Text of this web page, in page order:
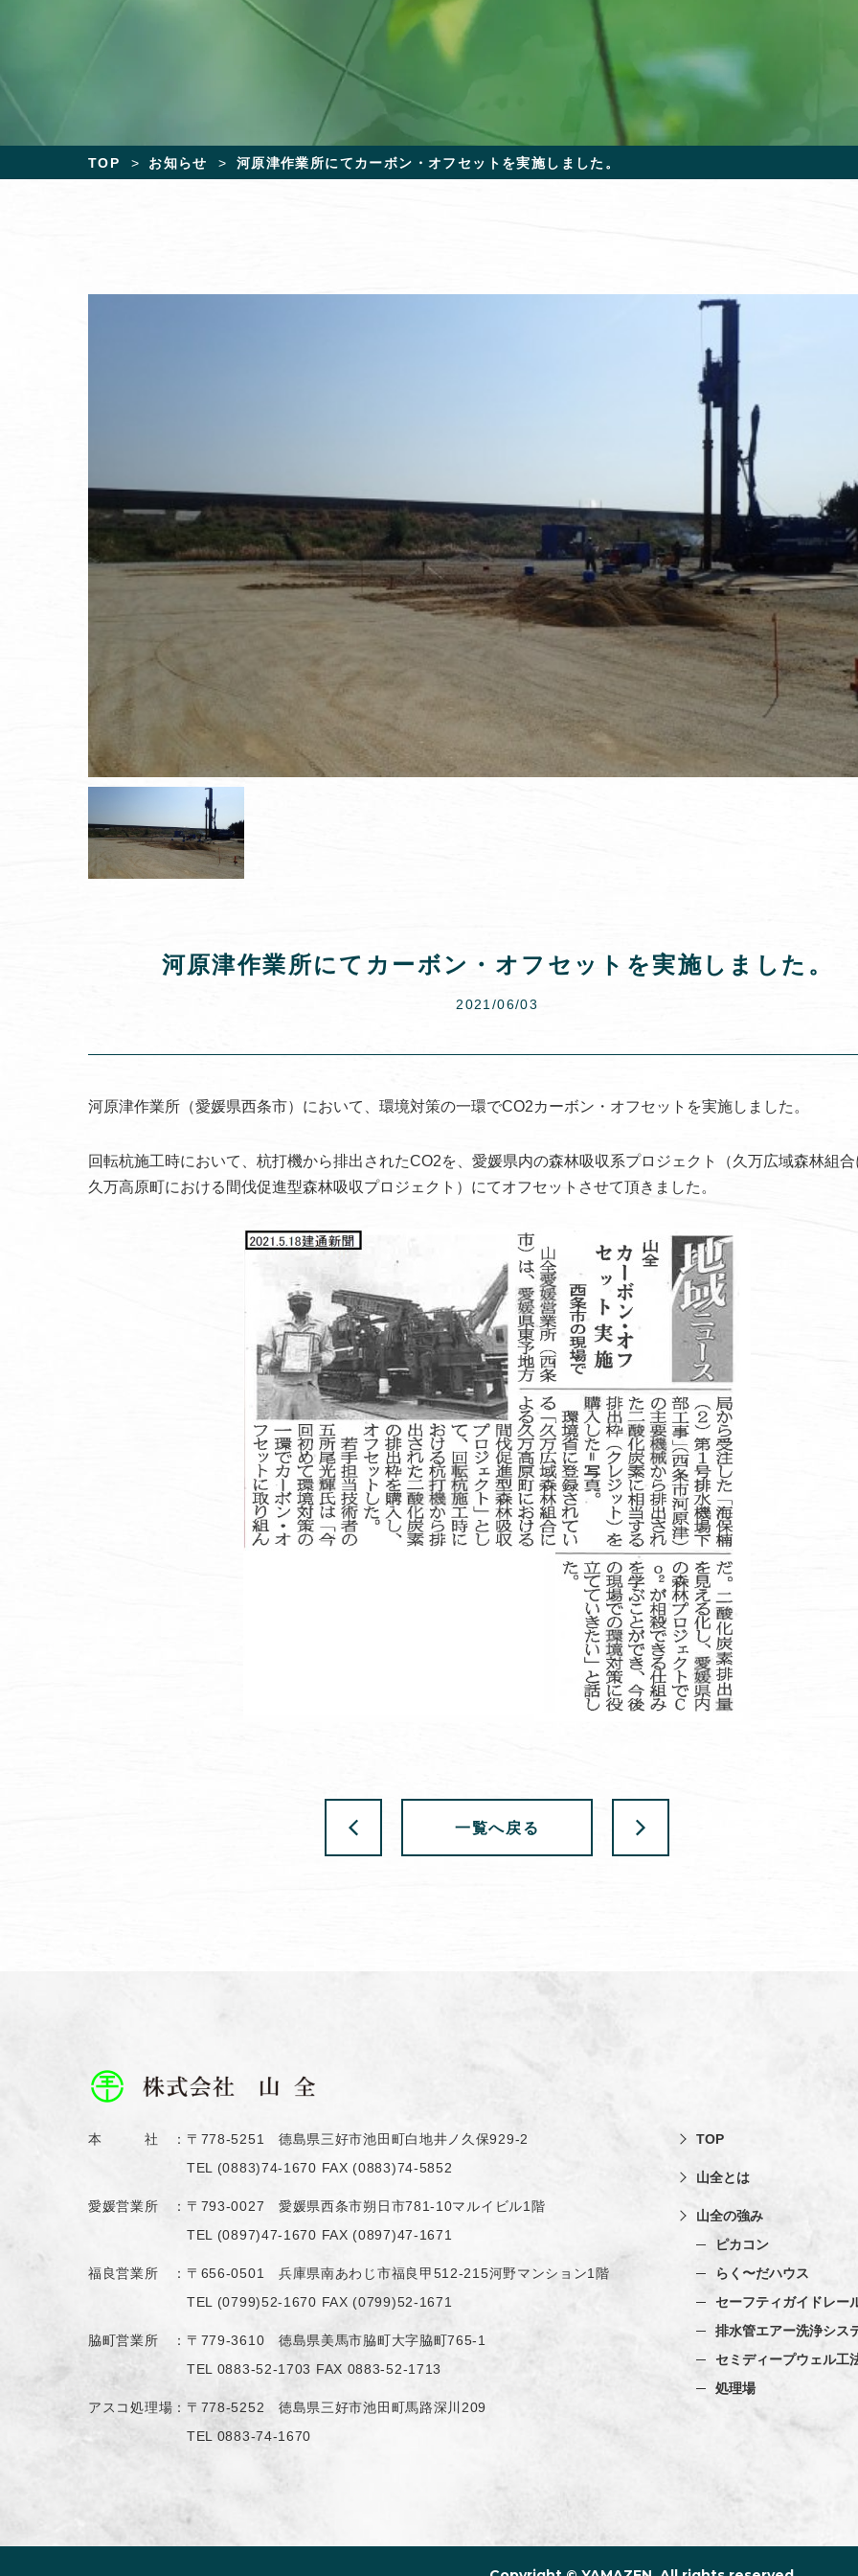
TOP お知らせ 河原津作業所にてカーボン・オフセットを実施しました。
河原津作業所にてカーボン・オフセットを実施しました。
2021/06/03
河原津作業所（愛媛県西条市）において、環境対策の一環でCO2カーボン・オフセットを実施しました。
回転杭施工時において、杭打機から排出されたCO2を、愛媛県内の森林吸収系プロジェクト（久万広域森林組
久万高原町における間伐促進型森林吸収プロジェクト）にてオフセットさせて頂きました。
一覧へ戻る
本 社 ： 〒778-5251 德島県三好市池田町白地井ノ久保929-2
TEL (0883)74-1670 FAX (0883)74-5852
愛媛営業所 ： 〒793-0027 愛媛県西条市朔日市781-10マルイビル1階
TEL (0897)47-1670 FAX (0897)47-1671
福良営業所 ： 〒656-0501 兵庫県南あわじ市福良甲512-215河野マンション1階
TEL (0799)52-1670 FAX (0799)52-1671
脇町営業所 ： 〒779-3610 徳島県美馬市脇町大字脇町765-1
TEL 0883-52-1703 FAX 0883-52-1713
アスコ処理場： 〒778-5252 徳島県三好市池田町馬路深川209
TEL 0883-74-1670
TOP
山全とは
山全の強み
ピカコン
らく〜だハウス
セーフティガイドレー
排水管エアー洗浄シス
セミディープウェル工
処理場